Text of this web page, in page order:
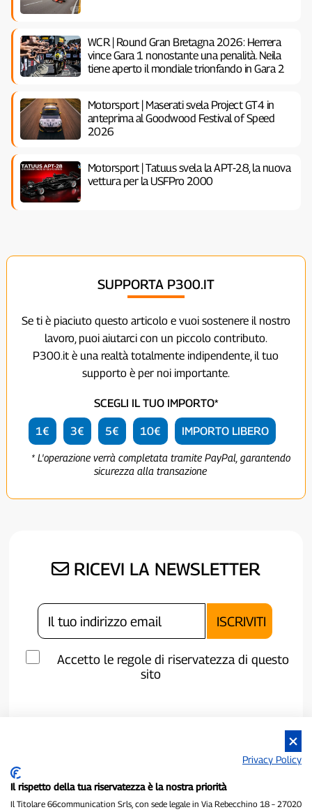
WCR | Round Gran Bretagna 2026: Herrera
vince Gara 1 nonostante una penalità. Neila
tiene aperto il mondiale trionfando in Gara 2
Motorsport | Maserati svela Project GT4 in
anteprima al Goodwood Festival of Speed
2026
Motorsport | Tatuus svela la APT-28, la nuova
vettura per la USFPro 2000
SUPPORTA P300.IT
Se ti è piaciuto questo articolo e vuoi sostenere il nostro
lavoro, puoi aiutarci con un piccolo contributo.
P300.it è una realtà totalmente indipendente, il tuo
supporto è per noi importante.
SCEGLI IL TUO IMPORTO*
1€ 3€ 5€ 10€ IMPORTO LIBERO
* L'operazione verrà completata tramite PayPal, garantendo
sicurezza alla transazione
RICEVI LA NEWSLETTER
Accetto le regole di riservatezza di questo
sito
Privacy Policy
Il rispetto della tua riservatezza è la nostra priorità
Il Titolare 66communication Srls, con sede legale in Via Rebecchino 18 – 27020